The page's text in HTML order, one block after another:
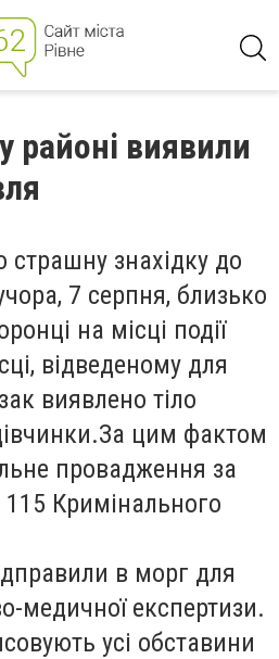
районі виявили
знахідку до
7 серпня, близько
на місці події
відведеному для
виявлено тіло
цим фактом
провадження за
115 Кримінального
в морг для
медичної експертизи.
усі обставини